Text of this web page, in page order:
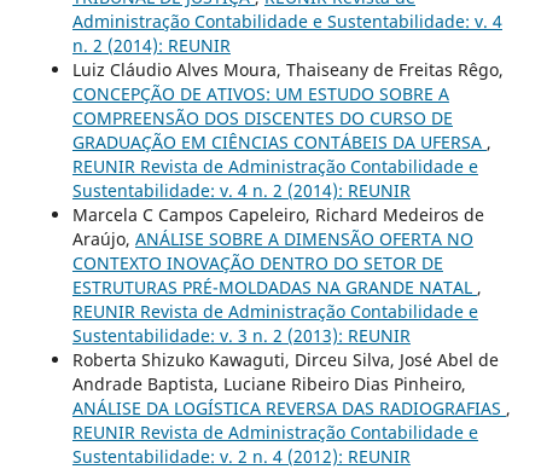
Administração Contabilidade e Sustentabilidade: v. 4
n. 2 (2014): REUNIR
Luiz Cláudio Alves Moura, Thaiseany de Freitas Rêgo,
CONCEPÇÃO DE ATIVOS: UM ESTUDO SOBRE A
COMPREENSÃO DOS DISCENTES DO CURSO DE
GRADUAÇÃO EM CIÊNCIAS CONTÁBEIS DA UFERSA ,
REUNIR Revista de Administração Contabilidade e
Sustentabilidade: v. 4 n. 2 (2014): REUNIR
Marcela C Campos Capeleiro, Richard Medeiros de
Araújo, ANÁLISE SOBRE A DIMENSÃO OFERTA NO
CONTEXTO INOVAÇÃO DENTRO DO SETOR DE
ESTRUTURAS PRÉ-MOLDADAS NA GRANDE NATAL ,
REUNIR Revista de Administração Contabilidade e
Sustentabilidade: v. 3 n. 2 (2013): REUNIR
Roberta Shizuko Kawaguti, Dirceu Silva, José Abel de
Andrade Baptista, Luciane Ribeiro Dias Pinheiro,
ANÁLISE DA LOGÍSTICA REVERSA DAS RADIOGRAFIAS ,
REUNIR Revista de Administração Contabilidade e
Sustentabilidade: v. 2 n. 4 (2012): REUNIR